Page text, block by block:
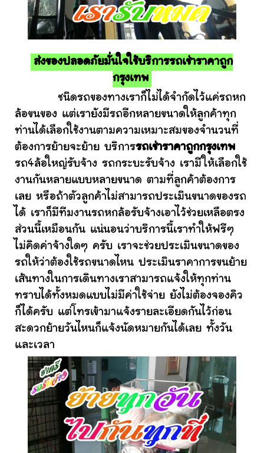
ส่งของปลอดภัยมั่นใจใช้บริการรถเช่าราคาถูก
กรุงเทพ
ชนิดรถของทางเราก็ไม่ได้จำกัดไว้แค่รถหก
ล้อขนของ แต่เรายังมีรถอีกหลายขนาดให้ลูกค้าทุก
ท่านได้เลือกใช้งานตามความเหมาะสมของจำนวนที่
ต้องการย้ายจะย้าย บริการรถเช่าราคาถูกกรุงเทพ
รถ4ล้อใหญ่รับจ้าง รถกระบะรับจ้าง เรามีให้เลือกใช้
งานกันหลายแบบหลายขนาด ตามที่ลูกค้าต้องการ
เลย หรือถ้าตัวลูกค้าไม่สามารถประเมินขนาดของรถ
ได้ เราก็มีทีมงานรถหกล้อรับจ้างเอาไว้ช่วยเหลือตรง
ส่วนนี้เหมือนกัน แน่นอนว่าบริการนี้เราทำให้ฟรีๆ
ไม่คิดค่าจ้างใดๆ ครับ เราจะช่วยประเมินขนาดของ
รถให้ว่าต้องใช้รถขนาดไหน ประเมินราคาการขนย้าย
เส้นทางในการเดินทางเราสามารถแจ้งให้ทุกท่าน
ทราบได้ทั้งหมดแบบไม่มีค่าใช้จ่าย ยังไม่ต้องจองคิว
ก็ได้ครับ แต่โทรเข้ามาแจ้งรายละเอียดกันไว้ก่อน
สะดวกย้ายวันไหนก็แจ้งนัดหมายกันได้เลย ทั้งวัน
และเวลา